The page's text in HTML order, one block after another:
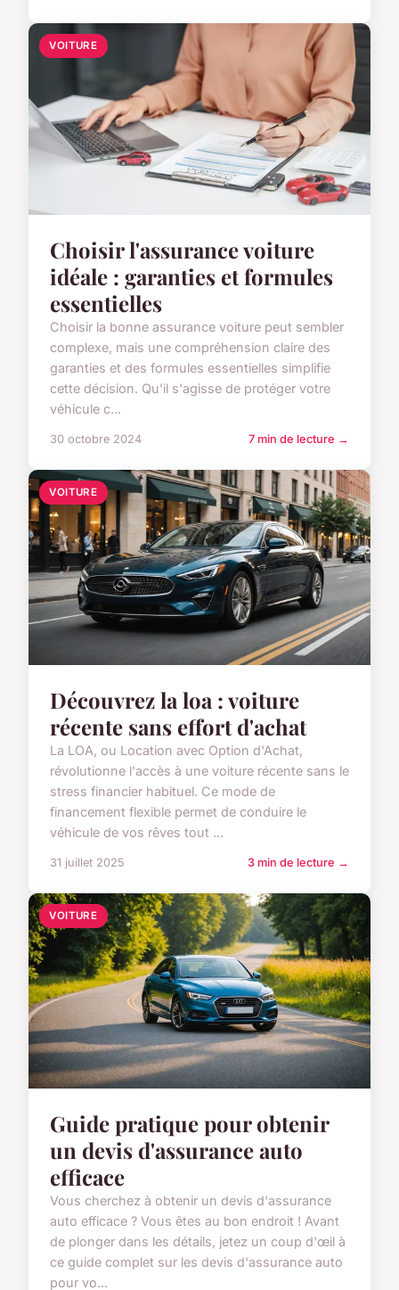
VOITURE
Choisir l'assurance voiture
idéale : garanties et formules
essentielles
Choisir la bonne assurance voiture peut sembler
complexe, mais une compréhension claire des
garanties et des formules essentielles simplifie
cette décision. Qu'il s'agisse de protéger votre
véhicule c...
30 octobre 2024 7 min de lecture →
VOITURE
Découvrez la loa : voiture
récente sans effort d'achat
La LOA, ou Location avec Option d'Achat,
révolutionne l'accès à une voiture récente sans le
stress financier habituel. Ce mode de
financement flexible permet de conduire le
véhicule de vos rêves tout ...
31 juillet 2025 3 min de lecture →
VOITURE
Guide pratique pour obtenir
un devis d'assurance auto
efficace
Vous cherchez à obtenir un devis d'assurance
auto efficace ? Vous êtes au bon endroit ! Avant
de plonger dans les détails, jetez un coup d'œil à
ce guide complet sur les devis d'assurance auto
pour vo...